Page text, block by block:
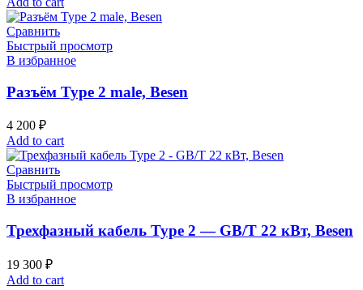
Сравнить
Быстрый просмотр
В избранное
Разъём Type 2 male, Besen
4 200 ₽
Add to cart
Сравнить
Быстрый просмотр
В избранное
Трехфазный кабель Type 2 — GB/T 22 кВт, Besen
19 300 ₽
Add to cart